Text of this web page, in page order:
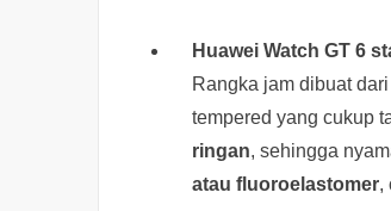
Huawei Watch GT 6
Rangka jam dibuat dari
tempered yang cukup
ringan, sehingga
atau fluoroelastomer,